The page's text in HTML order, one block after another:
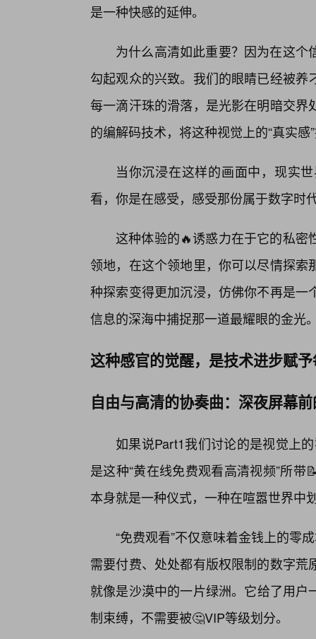
是一种快感的延伸。
为什么高清如此重要？因为在这
勾起观众的兴致。我们的眼睛已经被
每一滴汗珠的滑落，是光影在明暗交
的编解码技术，将这种视觉上的“真实感
当你沉浸在这样的画面中，现实
看，你是在感受，感受那份属于数字时
这种体验的🔥诱惑力在于它的私
领地，在这个领地里，你可以尽情探
种探索变得更加沉浸，仿佛你不再是
信息的深海中捕捉那一道最耀眼的金光
这种感官的觉醒，是技术进步赋
自由与高清的协奏曲：深夜屏幕
如果说Part1我们讨论的是视觉上
是这种“黄在线免费观看高清视频”所
本身就是一种仪式，一种在喧嚣世界中
“免费观看”不仅意味着金钱上的零
需要付费、处处都有版权限制的数字
就像是沙漠中的一片绿洲。它给了用
制束缚，不需要被🤔VIP等级划分。